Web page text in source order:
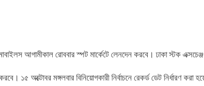
আগামীকাল রোববার স্পট মার্কেটে লেনদেন করবে। ঢাকা স্টক
অক্টোবর মঙ্গলবার বিনিয়োগকারী নির্বাচনে রেকর্ড ডেট নির্ধারণ করা